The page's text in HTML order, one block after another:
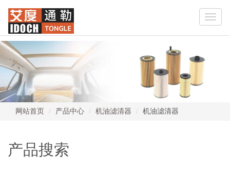
Toggle
网站首页 产品中心 机油滤清器 机油滤清器
产品搜索